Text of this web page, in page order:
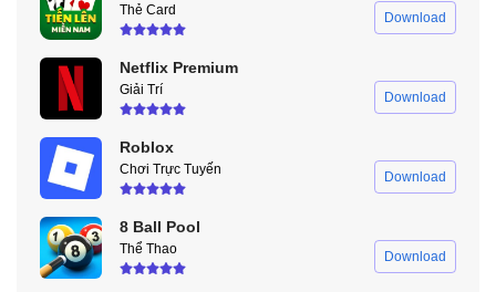
Thẻ Card Download
Netflix Premium
Giải Trí Download
Roblox
Chơi Trực Tuyến Download
8 Ball Pool
Thể Thao Download